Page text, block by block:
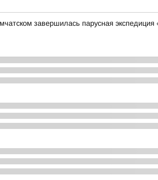
завершилась парусная